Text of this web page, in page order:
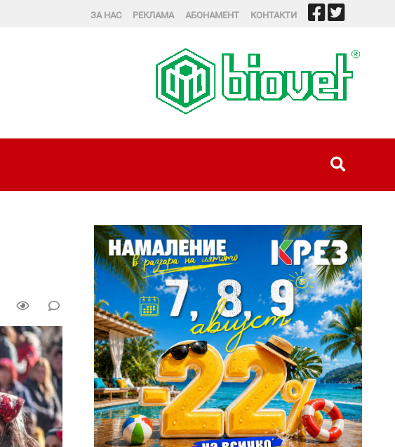
ЗА НАС РЕКЛАМА АБОНАМЕНТ КОНТАКТИ